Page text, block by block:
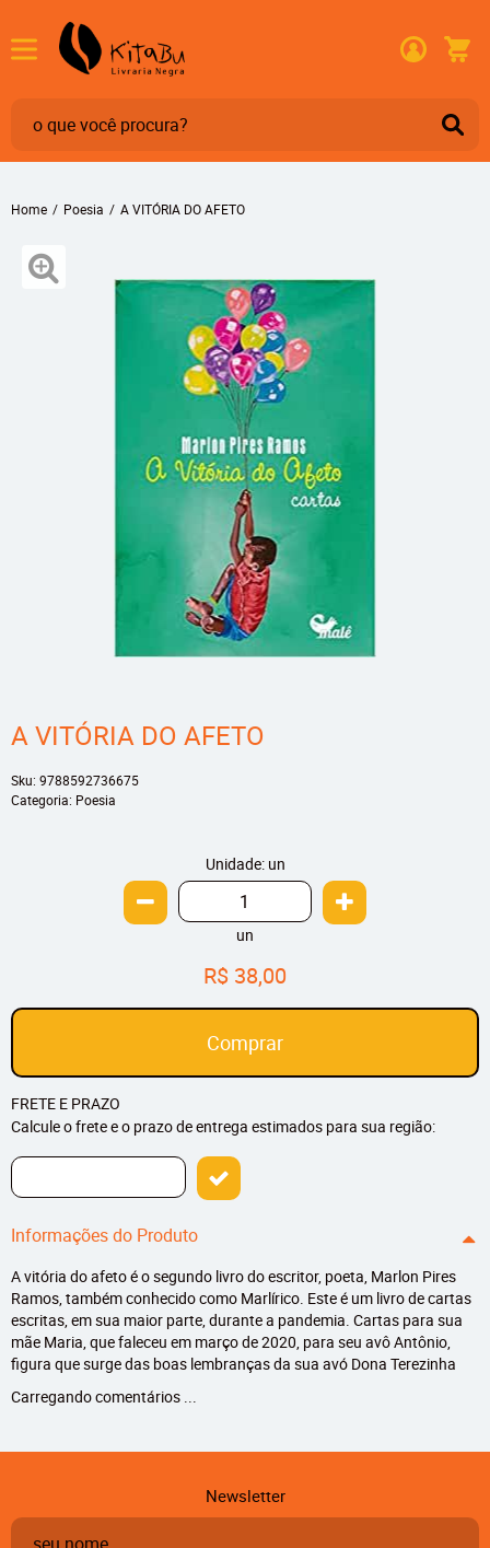
Home Poesia A VITÓRIA DO AFETO
A VITÓRIA DO AFETO
Sku: 9788592736675
Categoria: Poesia
Unidade: un
un
R$ 38,00
Comprar
FRETE E PRAZO
Calcule o frete e o prazo de entrega estimados para sua região:
Informações do Produto
A vitória do afeto é o segundo livro do escritor, poeta, Marlon Pires
Ramos, também conhecido como Marlírico. Este é um livro de cartas
escritas, em sua maior parte, durante a pandemia. Cartas para sua
mãe Maria, que faleceu em março de 2020, para seu avô Antônio,
figura que surge das boas lembranças da sua avó Dona Terezinha
Carregando comentários ...
Newsletter